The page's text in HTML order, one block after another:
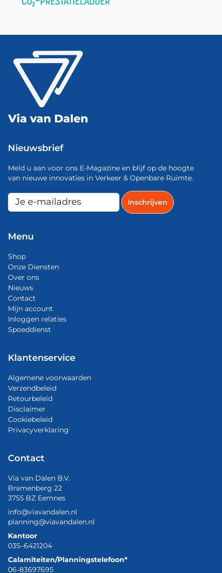
Nieuwsbrief
Meld u aan voor ons E-Magazine en blijf op de hoogte
van nieuwe innovaties in Verkeer & Openbare Ruimte.
Menu
Shop
Onze Diensten
Over ons
Nieuws
Contact
Mijn account
Inloggen relaties
Spoeddienst
Klantenservice
Algemene voorwaarden
Verzendbeleid
Retourbeleid
Disclaimer
Cookiebeleid
Privacyverklaring
Contact
Via van Dalen B.V.
Bramenberg 22
3755 BZ Eemnes
info@viavandalen.nl
planning@viavandalen.nl
Kantoor
035–6421204
Calamiteiten/Planningstelefoon*
06-83697695